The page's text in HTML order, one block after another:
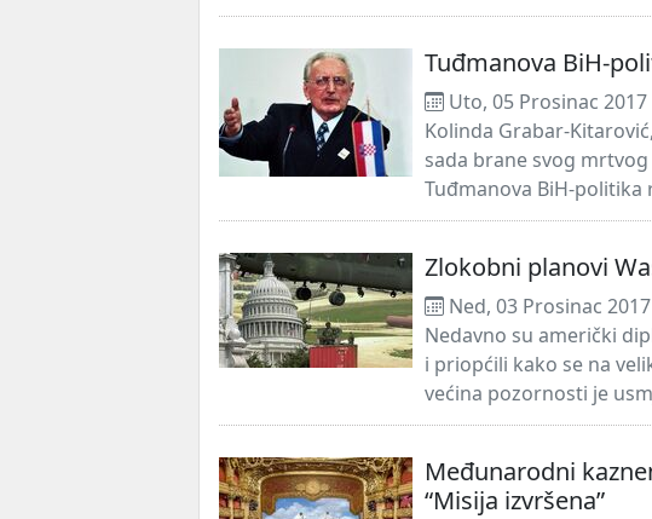
Tuđmanova BiH-
Uto, 05 Prosinac 2017
Kolinda Grabar-
sada brane svog
Tuđmanova BiH-politika
Zlokobni planovi
Ned, 03 Prosinac 2017
Nedavno su američki
i priopćili kako se na
većina pozornosti je
Međunarodni
“Misija izvršena”